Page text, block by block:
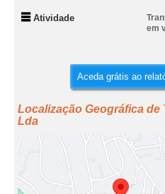
Atividade
em
Aceda grátis ao
Localização Geográfica de
Lda